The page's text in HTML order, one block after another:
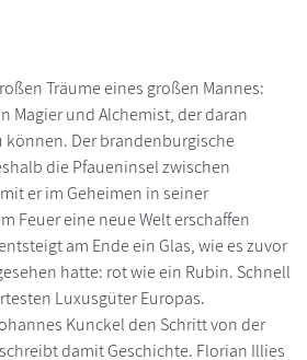
Träume eines großen Mannes:
Magier und Alchemist, der daran
können. Der brandenburgische
die Pfaueninsel zwischen
er im Geheimen in seiner
Feuer eine neue Welt erschaffen
am Ende ein Glas, wie es zuvor
hatte: rot wie ein Rubin. Schnell
Luxusgüter Europas.
Kunckel den Schritt von der
damit Geschichte. Florian Illies